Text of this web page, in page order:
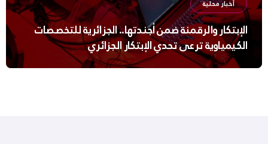
أخبار محلية
الإبتكار والرقمنة ضمن أجندتها.. الجزائرية للتخصصات
الكيمياوية ترعى تحدي الإبتكار الجزائري